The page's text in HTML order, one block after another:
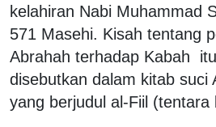
kelahiran Nabi Muhammad
571 Masehi. Kisah tentang
Abrahah terhadap Kabah
disebutkan dalam kitab suci
yang berjudul al-Fiil (tentara